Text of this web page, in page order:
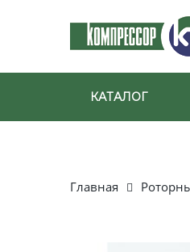
КАТАЛОГ
Главная